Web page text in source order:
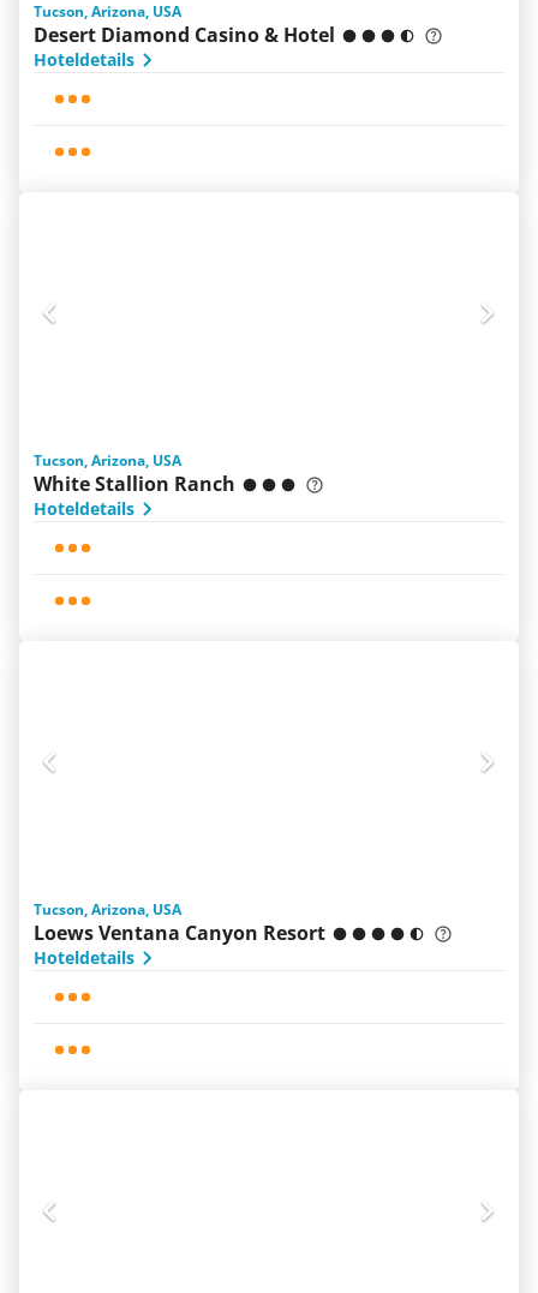
Tucson, Arizona, USA
Desert Diamond Casino & Hotel
Hoteldetails
Tucson, Arizona, USA
White Stallion Ranch
Hoteldetails
Tucson, Arizona, USA
Loews Ventana Canyon Resort
Hoteldetails